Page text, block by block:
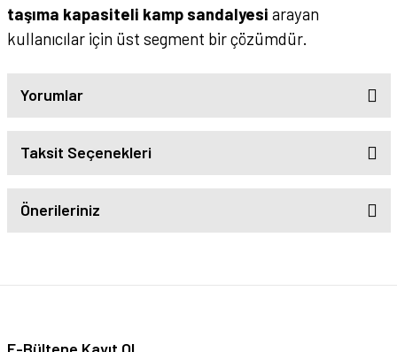
taşıma kapasiteli kamp sandalyesi arayan
kullanıcılar için üst segment bir çözümdür.
Yorumlar
Taksit Seçenekleri
Önerileriniz